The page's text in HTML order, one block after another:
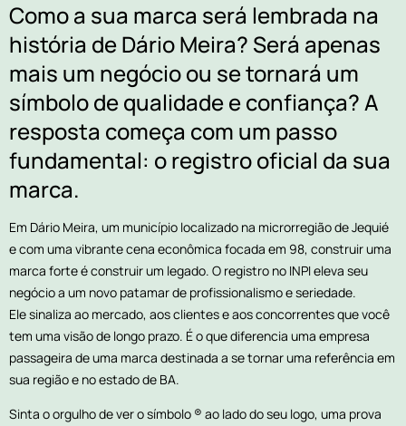
Como a sua marca será lembrada na
história de Dário Meira? Será apenas
mais um negócio ou se tornará um
símbolo de qualidade e confiança? A
resposta começa com um passo
fundamental: o registro oficial da sua
marca.
Em Dário Meira, um município localizado na microrregião de Jequié
e com uma vibrante cena econômica focada em 98, construir uma
marca forte é construir um legado. O registro no INPI eleva seu
negócio a um novo patamar de profissionalismo e seriedade.
Ele sinaliza ao mercado, aos clientes e aos concorrentes que você
tem uma visão de longo prazo. É o que diferencia uma empresa
passageira de uma marca destinada a se tornar uma referência em
sua região e no estado de BA.
Sinta o orgulho de ver o símbolo ® ao lado do seu logo, uma prova